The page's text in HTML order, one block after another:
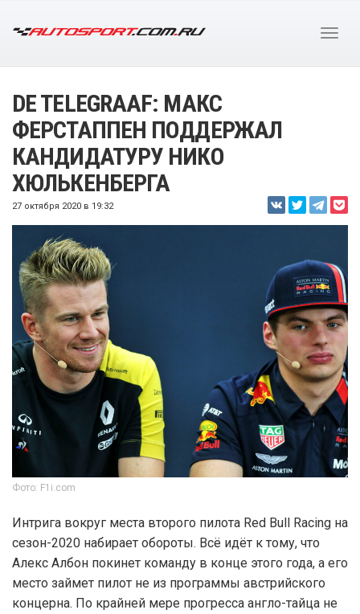
DE TELEGRAAF: МАКС
ФЕРСТАППЕН ПОДДЕРЖАЛ
КАНДИДАТУРУ НИКО
ХЮЛЬКЕНБЕРГА
27 октября 2020 в 19:32
Фото: F1i.com
Интрига вокруг места второго пилота Red Bull Racing на
сезон-2020 набирает обороты. Всё идёт к тому, что
Алекс Албон покинет команду в конце этого года, а его
место займет пилот не из программы австрийского
концерна. По крайней мере прогресса англо-тайца не